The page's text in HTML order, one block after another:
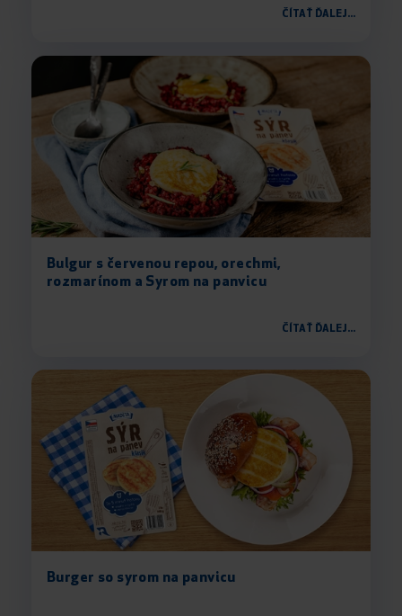
ČÍTAŤ ĎALEJ...
Bulgur s červenou repou, orechmi,
rozmarínom a Syrom na panvicu
ČÍTAŤ ĎALEJ...
Burger so syrom na panvicu